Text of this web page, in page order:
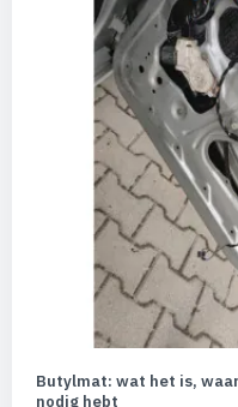
Butylmat: wat het is,
nodig hebt